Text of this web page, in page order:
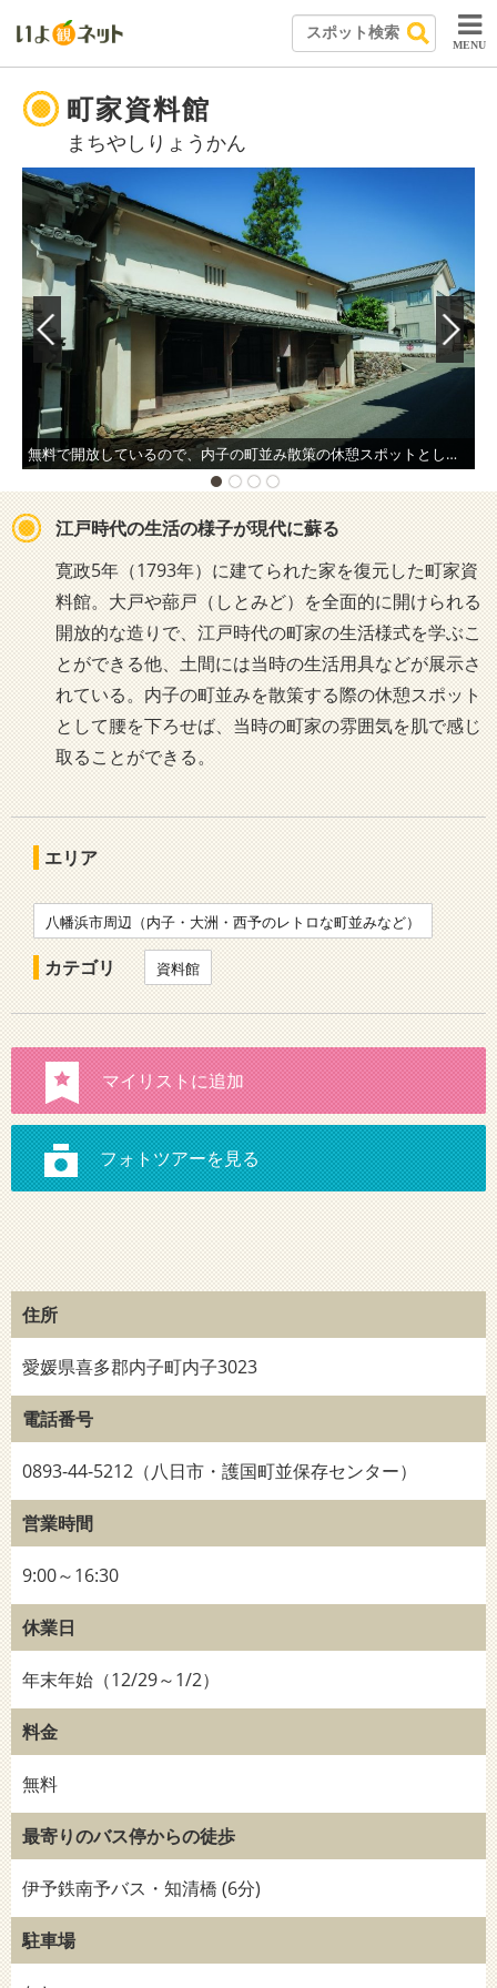
MENU
町家資料館
まちやしりょうかん
無料で開放しているので、内子の町並み散策の休憩スポットとして利用できる。
江戸時代の生活の様子が現代に蘇る
寛政5年（1793年）に建てられた家を復元した町家資
料館。大戸や蔀戸（しとみど）を全面的に開けられる
開放的な造りで、江戸時代の町家の生活様式を学ぶこ
とができる他、土間には当時の生活用具などが展示さ
れている。内子の町並みを散策する際の休憩スポット
として腰を下ろせば、当時の町家の雰囲気を肌で感じ
取ることができる。
エリア
八幡浜市周辺（内子・大洲・西予のレトロな町並みなど）
カテゴリ 資料館
住所
愛媛県喜多郡内子町内子3023
電話番号
0893-44-5212（八日市・護国町並保存センター）
営業時間
9:00～16:30
休業日
年末年始（12/29～1/2）
料金
無料
最寄りのバス停からの徒歩
伊予鉄南予バス・知清橋 (6分)
駐車場